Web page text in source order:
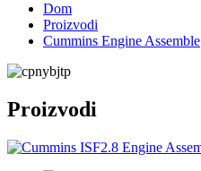
Dom
Proizvodi
Cummins Engine Assemble
Proizvodi